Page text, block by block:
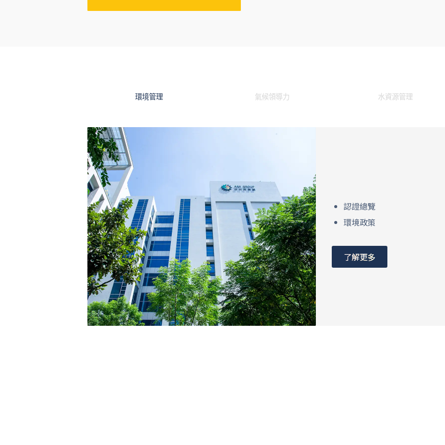
環境管理 氣候領導力 水資源管理
認證總覽
環境政策
了解更多